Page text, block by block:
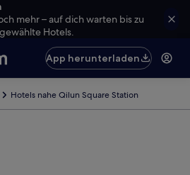
mehr – auf dich warten bis zu
Hotels.
App herunterladen
Hotels nahe Qilun Square Station